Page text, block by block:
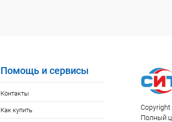
Помощь и сервисы
Контакты
Как купить
Copyright
Полный